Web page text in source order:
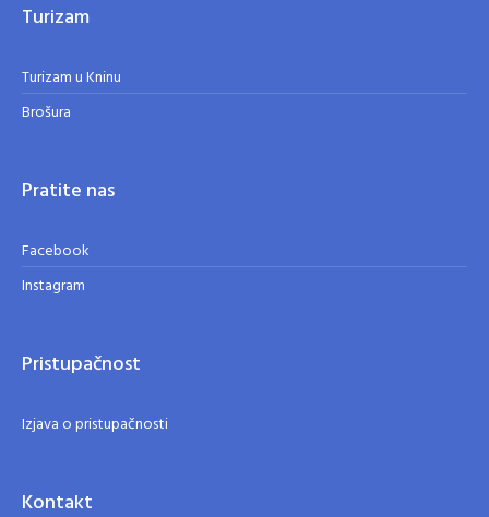
Turizam
Turizam u Kninu
Brošura
Pratite nas
Facebook
Instagram
Pristupačnost
Izjava o pristupačnosti
Kontakt